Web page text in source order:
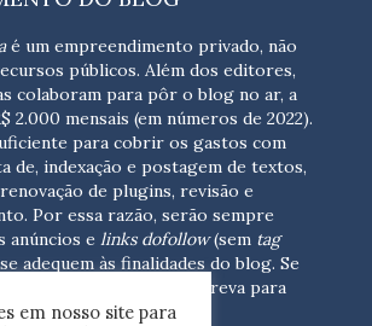
é um empreendimento privado, não
públicos. Além dos editores,
colaboram para pôr o blog no ar, a
2.000 mensais (em números de 2022).
para cobrir os gastos com
de, indexação e postagem de textos,
de plugins, revisão e
Por essa razão, serão sempre
anúncios e links dofollow(sem tag
adequem às finalidades do blog. Se
escreva para
em nosso site para